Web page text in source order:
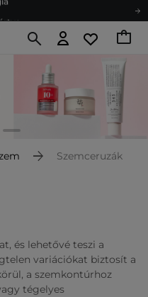
000 Ft-tól
Szemceruzák
és lehetővé teszi a
variációkat biztosít a
a szemkontúrhoz
tégelyes